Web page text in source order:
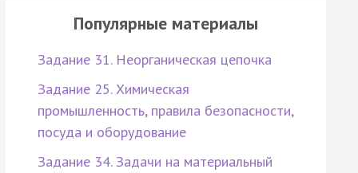
Популярные материалы
Задание 31. Неорганическая цепочка
Задание 25. Химическая
промышленность, правила безопасности,
посуда и оборудование
Задание 34. Задачи на материальный